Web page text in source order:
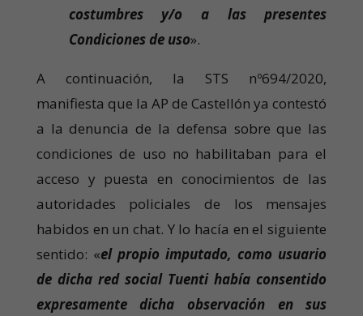
costumbres y/o a las presentes
Condiciones de uso».
A continuación, la STS nº694/2020,
manifiesta que la AP de Castellón ya contestó
a la denuncia de la defensa sobre que las
condiciones de uso no habilitaban para el
acceso y puesta en conocimientos de las
autoridades policiales de los mensajes
habidos en un chat. Y lo hacía en el siguiente
sentido: «el propio imputado, como usuario
de dicha red social Tuenti había consentido
expresamente dicha observación en sus